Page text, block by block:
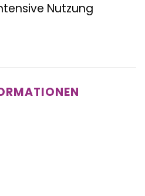
Nutzung